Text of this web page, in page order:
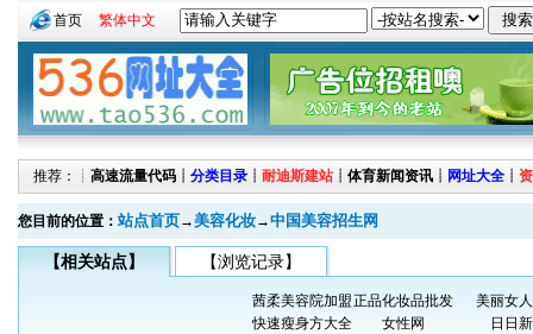
首页 繁体中文
推荐：┊ 高速流量代码 ┊ 分类目录 ┊ 耐迪斯建站 ┊ 体育新闻资讯 ┊ 网址大全 ┊
您目前的位置： 站点首页→美容化妆→中国美容招生网
【相关站点】 【浏览记录】
茜柔美容院加盟正品化妆品批发
美丽女
快速瘦身方大全
女性网
日日新